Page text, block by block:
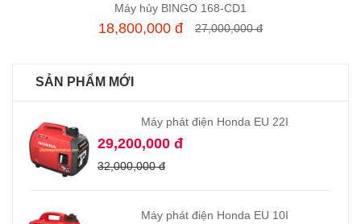
Thêm vào giỏ hàng
Máy hủy BINGO 168-CD1
18,800,000 đ 27,000,000 đ
SẢN PHẨM MỚI
Máy phát điện Honda EU 22I
29,200,000 đ
32,000,000 đ
Máy phát điện Honda EU 10I